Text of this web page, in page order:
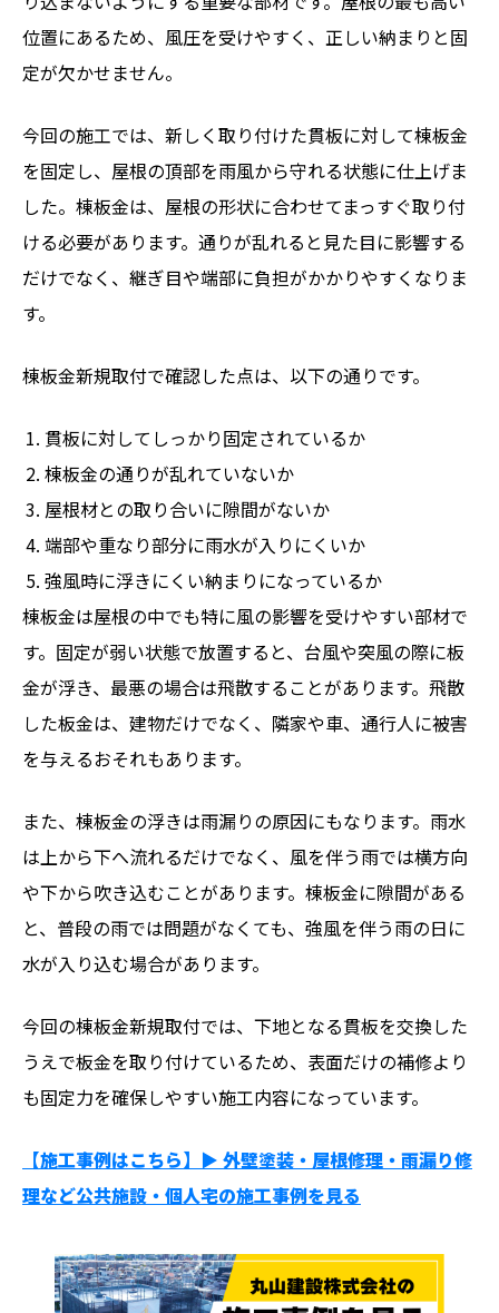
位置にあるため、風圧を受けやすく、正しい納まりと固
定が欠かせません。
今回の施工では、新しく取り付けた貫板に対して棟板金
を固定し、屋根の頂部を雨風から守れる状態に仕上げま
した。棟板金は、屋根の形状に合わせてまっすぐ取り付
ける必要があります。通りが乱れると見た目に影響する
だけでなく、継ぎ目や端部に負担がかかりやすくなりま
す。
棟板金新規取付で確認した点は、以下の通りです。
貫板に対してしっかり固定されているか
棟板金の通りが乱れていないか
屋根材との取り合いに隙間がないか
端部や重なり部分に雨水が入りにくいか
強風時に浮きにくい納まりになっているか
棟板金は屋根の中でも特に風の影響を受けやすい部材で
す。固定が弱い状態で放置すると、台風や突風の際に板
金が浮き、最悪の場合は飛散することがあります。飛散
した板金は、建物だけでなく、隣家や車、通行人に被害
を与えるおそれもあります。
また、棟板金の浮きは雨漏りの原因にもなります。雨水
は上から下へ流れるだけでなく、風を伴う雨では横方向
や下から吹き込むことがあります。棟板金に隙間がある
と、普段の雨では問題がなくても、強風を伴う雨の日に
水が入り込む場合があります。
今回の棟板金新規取付では、下地となる貫板を交換した
うえで板金を取り付けているため、表面だけの補修より
も固定力を確保しやすい施工内容になっています。
【施工事例はこちら】▶︎ 外壁塗装・屋根修理・雨漏り修
理など公共施設・個人宅の施工事例を見る